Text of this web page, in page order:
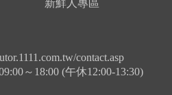
新鮮人專區
contact.asp
～18:00 (午休12:00-13:30)